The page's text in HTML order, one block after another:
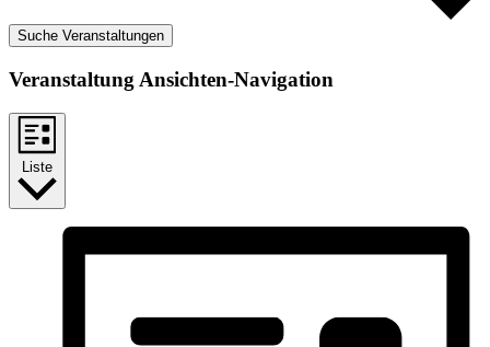
Suche Veranstaltungen
Veranstaltung Ansichten-Navigation
Liste